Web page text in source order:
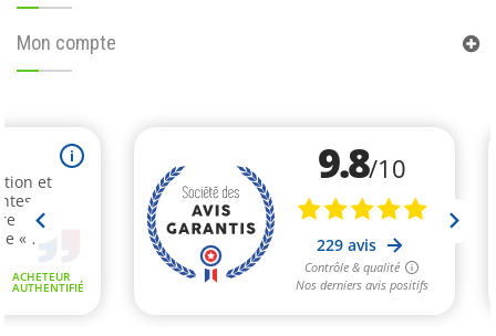
Mon compte